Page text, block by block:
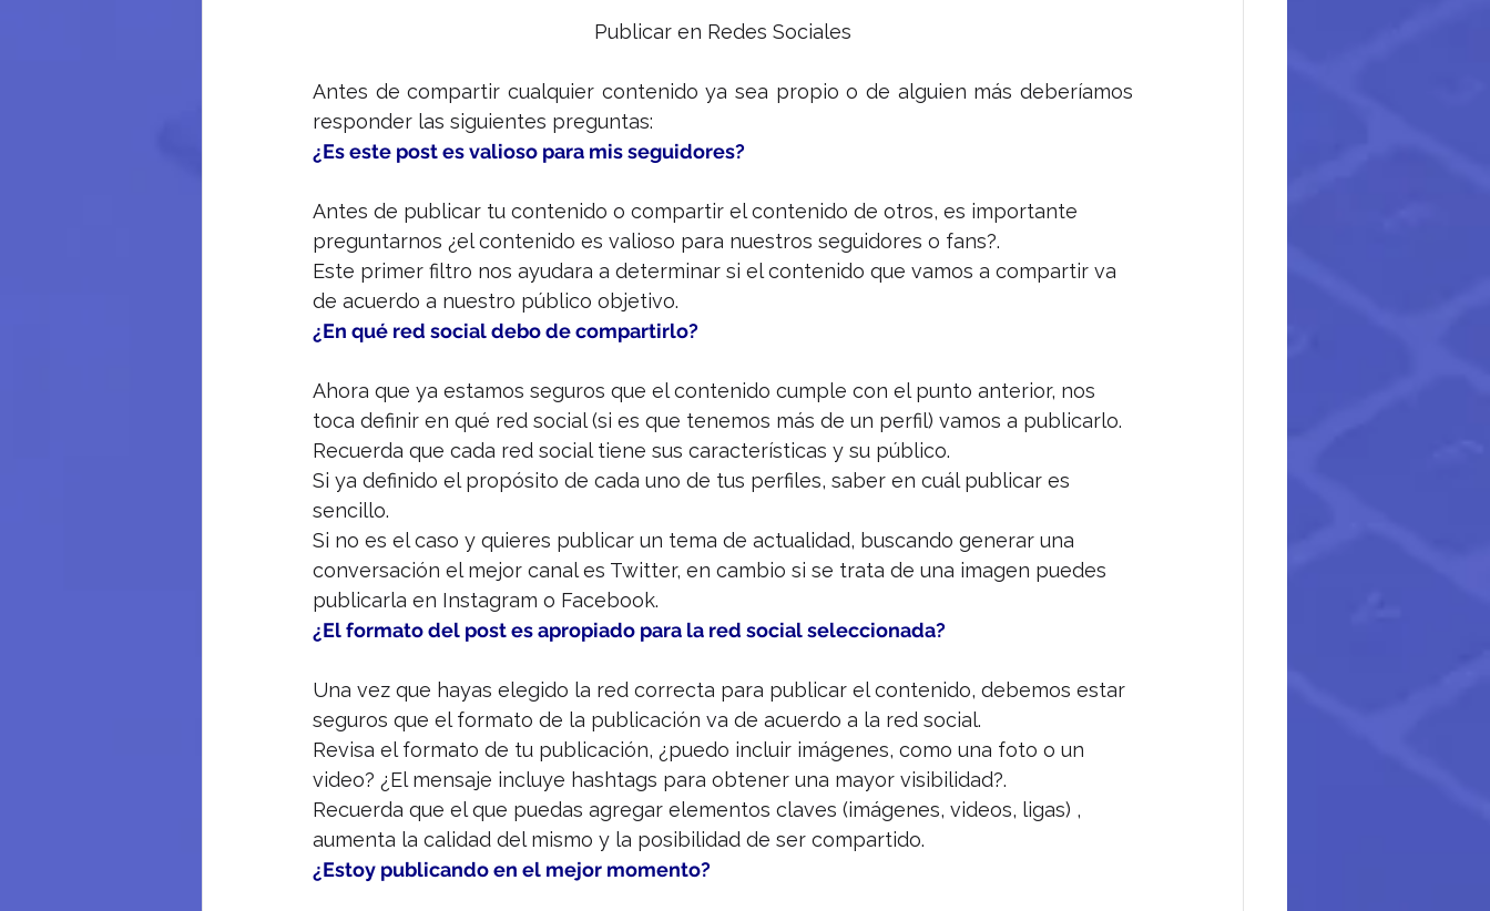
Publicar en Redes Sociales
Antes de compartir cualquier contenido ya sea propio o de alguien más deberíamos
responder las siguientes preguntas:
¿Es este post es valioso para mis seguidores?
Antes de publicar tu contenido o compartir el contenido de otros, es importante
preguntarnos ¿el contenido es valioso para nuestros seguidores o fans?.
Este primer filtro nos ayudara a determinar si el contenido que vamos a compartir va
de acuerdo a nuestro público objetivo.
¿En qué red social debo de compartirlo?
Ahora que ya estamos seguros que el contenido cumple con el punto anterior, nos
toca definir en qué red social (si es que tenemos más de un perfil) vamos a publicarlo.
Recuerda que cada red social tiene sus características y su público.
Si ya definido el propósito de cada uno de tus perfiles, saber en cuál publicar es
sencillo.
Si no es el caso y quieres publicar un tema de actualidad, buscando generar una
conversación el mejor canal es Twitter, en cambio si se trata de una imagen puedes
publicarla en Instagram o Facebook.
¿El formato del post es apropiado para la red social seleccionada?
Una vez que hayas elegido la red correcta para publicar el contenido, debemos estar
seguros que el formato de la publicación va de acuerdo a la red social.
Revisa el formato de tu publicación, ¿puedo incluir imágenes, como una foto o un
video? ¿El mensaje incluye hashtags para obtener una mayor visibilidad?.
Recuerda que el que puedas agregar elementos claves (imágenes, videos, ligas) ,
aumenta la calidad del mismo y la posibilidad de ser compartido.
¿Estoy publicando en el mejor momento?